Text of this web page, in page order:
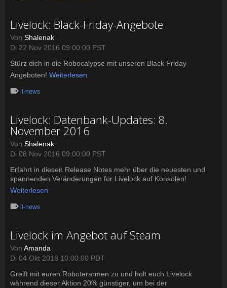
Livelock: Black-Friday-Angebote
Von Shalenak
Di 22 Nov 2016 09:00:00 PST
Stürz dich in die Robocalypse mit unseren Black Friday
Angeboten! Weiterlesen
ll-news
Livelock: Datenbank-Updates: 8.
November 2016
Von Shalenak
Di 08 Nov 2016 09:00:00 PST
Erfahrt in diesen Release Notes mehr über die neuesten und
spannenden Veränderungen für Livelock auf Konsolen!
Weiterlesen
ll-news
Livelock im Angebot auf Steam
Von Amanda
Di 04 Okt 2016 10:00:00 PDT
Greift mit euren Roboterarmen zu und holt euch Livelock
während dieser Aktion 20% günstiger, um bei der